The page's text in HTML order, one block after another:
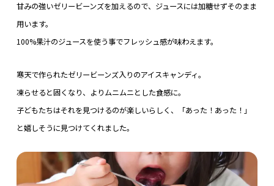
甘みの強いゼリービーンズを加えるので、ジュースには加糖せずそのまま
用います。
100%果汁のジュースを使う事でフレッシュ感が味わえます。
寒天で作られたゼリービーンズ入りのアイスキャンディ。
凍らせると固くなり、よりムニムニとした食感に。
子どもたちはそれを見つけるのが楽しいらしく、「あった！あった！」
と嬉しそうに見つけてくれました。